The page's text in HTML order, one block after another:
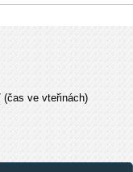
(čas ve vteřinách)